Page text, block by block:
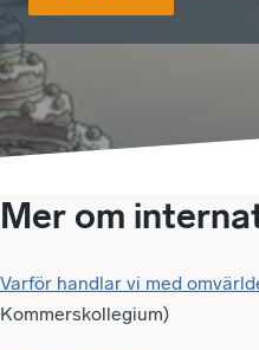
Mer om
Varför handlar vi med
Kommerskollegium)